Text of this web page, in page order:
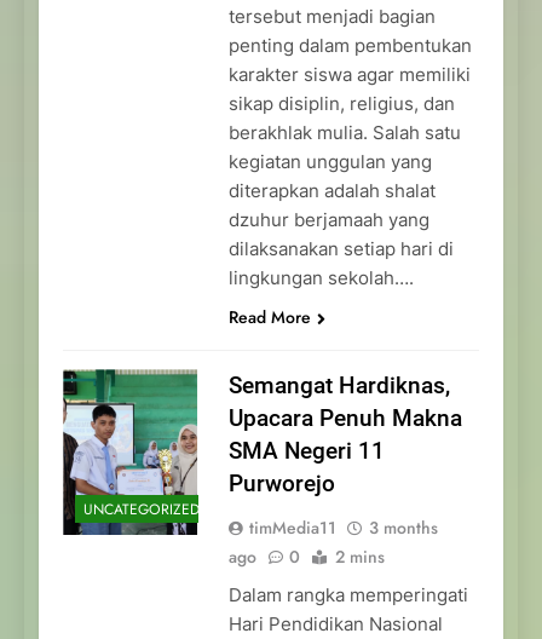
tersebut menjadi bagian
penting dalam pembentukan
karakter siswa agar memiliki
sikap disiplin, religius, dan
berakhlak mulia. Salah satu
kegiatan unggulan yang
diterapkan adalah shalat
dzuhur berjamaah yang
dilaksanakan setiap hari di
lingkungan sekolah….
Read More
UNCATEGORIZED
Semangat Hardiknas,
Upacara Penuh Makna
SMA Negeri 11
Purworejo
timMedia11
3 months
ago
0 2 mins
Dalam rangka memperingati
Hari Pendidikan Nasional